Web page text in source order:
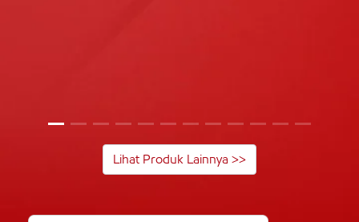
Lihat Produk Lainnya >>